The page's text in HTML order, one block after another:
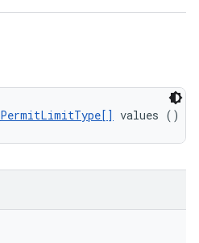
PermitLimitType[] values ()